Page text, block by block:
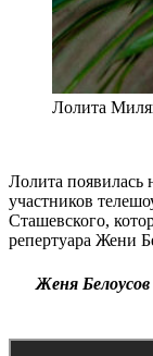
Лолита
Лолита появилась
участников
Сташевского,
репертуара Жени
Женя